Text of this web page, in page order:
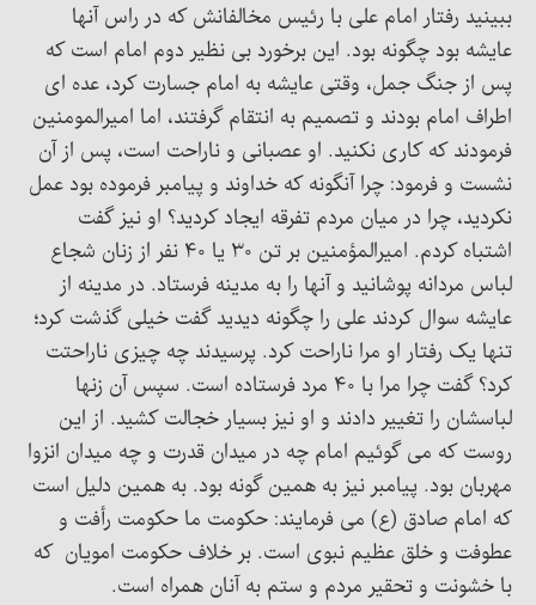
ببینید رفتار امام علی با رئیس مخالفانش که در راس آنها
عایشه بود چگونه بود. این برخورد بی نظیر دوم امام است که
پس از جنگ جمل، وقتی عایشه به امام جسارت کرد، عده ای
اطراف امام بودند و تصمیم به انتقام گرفتند، اما امیرالمومنین
فرمودند که کاری نکنید. او عصبانی و ناراحت است، پس از آن
نشست و فرمود: چرا آنگونه که خداوند و پیامبر فرموده بود عمل
نکردید، چرا در میان مردم تفرقه ایجاد کردید؟ او نیز گفت
اشتباه کردم. امیرالمؤمنین بر تن ۳۰ یا ۴۰ نفر از زنان شجاع
لباس مردانه پوشانید و آنها را به مدینه فرستاد. در مدینه از
عایشه سوال کردند علی را چگونه دیدید گفت خیلی گذشت کرد؛
تنها یک رفتار او مرا ناراحت کرد. پرسیدند چه چیزی ناراحتت
کرد؟ گفت چرا مرا با ۴۰ مرد فرستاده است. سپس آن زنها
لباسشان را تغییر دادند و او نیز بسیار خجالت کشید. از این
روست که می گوئیم امام چه در میدان قدرت و چه میدان انزوا
مهربان بود. پیامبر نیز به همین گونه بود. به همین دلیل است
که امام صادق (ع) می فرمایند: حکومت ما حکومت رأفت و
عطوفت و خلق عظیم نبوی است. بر خلاف حکومت امویان که
با خشونت و تحقیر مردم و ستم به آنان همراه است.